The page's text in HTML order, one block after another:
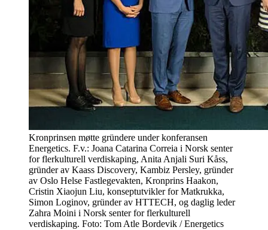
Kronprinsen møtte gründere under konferansen
Energetics. F.v.: Joana Catarina Correia i Norsk senter
for flerkulturell verdiskaping, Anita Anjali Suri Kåss,
gründer av Kaass Discovery, Kambiz Persley, gründer
av Oslo Helse Fastlegevakten, Kronprins Haakon,
Cristin Xiaojun Liu, konseptutvikler for Matkrukka,
Simon Loginov, gründer av HTTECH, og daglig leder
Zahra Moini i Norsk senter for flerkulturell
verdiskaping. Foto: Tom Atle Bordevik / Energetics